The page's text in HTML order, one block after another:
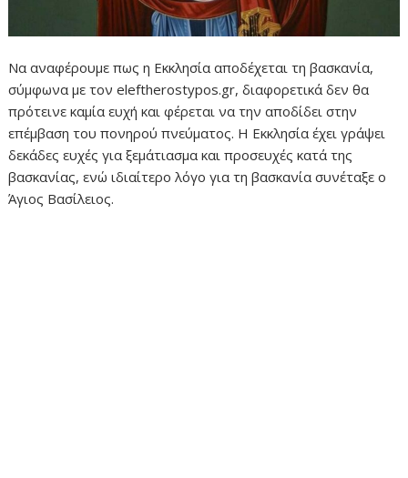
Να αναφέρουμε πως η Εκκλησία αποδέχεται τη βασκανία,
σύμφωνα με τον eleftherostypos.gr, διαφορετικά δεν θα
πρότεινε καμία ευχή και φέρεται να την αποδίδει στην
επέμβαση του πονηρού πνεύματος. Η Εκκλησία έχει γράψει
δεκάδες ευχές για ξεμάτιασμα και προσευχές κατά της
βασκανίας, ενώ ιδιαίτερο λόγο για τη βασκανία συνέταξε ο
Άγιος Βασίλειος.